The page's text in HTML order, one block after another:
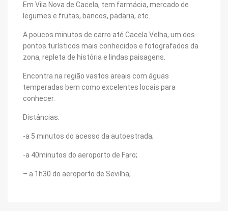
Em Vila Nova de Cacela, tem farmácia, mercado de
legumes e frutas, bancos, padaria, etc.
A poucos minutos de carro até Cacela Velha, um dos
pontos turísticos mais conhecidos e fotografados da
zona, repleta de história e lindas paisagens.
Encontra na região vastos areais com águas
temperadas bem como excelentes locais para
conhecer.
Distâncias:
-a 5 minutos do acesso da autoestrada;
-a 40minutos do aeroporto de Faro;
– a 1h30 do aeroporto de Sevilha;